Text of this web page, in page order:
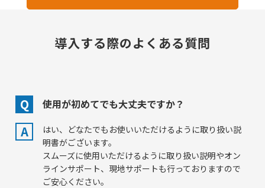
導入する際のよくある質問
Q 使用が初めてでも大丈夫ですか？
A
はい、どなたでもお使いいただけるように取り扱い説
明書がございます。
スムーズに使用いただけるように取り扱い説明やオン
ラインサポート、現地サポートも行っておりますので
ご安心ください。